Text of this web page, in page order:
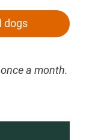
dogs
a month.